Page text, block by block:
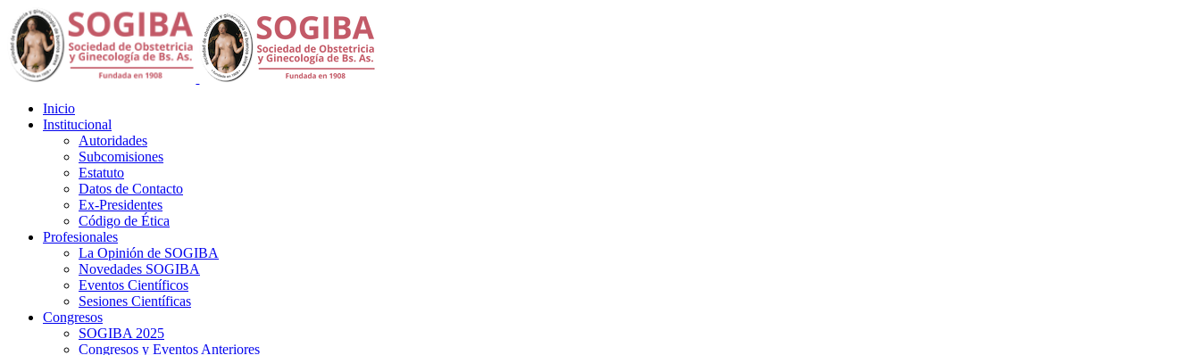
Inicio
Institucional
Autoridades
Subcomisiones
Estatuto
Datos de Contacto
Ex-Presidentes
Código de Ética
Profesionales
La Opinión de SOGIBA
Novedades SOGIBA
Eventos Científicos
Sesiones Científicas
Congresos
SOGIBA 2025
Congresos y Eventos Anteriores